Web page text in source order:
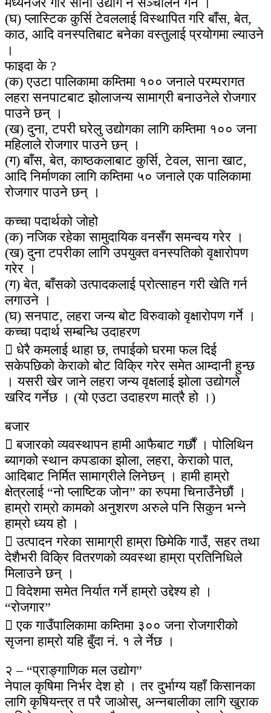
(घ) प्लास्टिक कुर्सि टेवललाई विस्थापित गरि बाँस, बेत,
काठ, आदि वनस्पतिबाट बनेका वस्तुलाई प्रयोगमा ल्याउने
।
फाइदा के ?
(क) एउटा पालिकामा कम्तिमा १०० जनाले परम्परागत
लहरा सनपाटबाट झोलाजन्य सामाग्री बनाउनेले रोजगार
पाउने छन् ।
(ख) दुना, टपरी घरेलु उद्योगका लागि कम्तिमा १०० जना
महिलाले रोजगार पाउने छन् ।
(ग) बाँस, बेत, काष्ठकलाबाट कुर्सि, टेवल, साना खाट,
आदि निर्माणका लागि कम्तिमा ५० जनाले एक पालिकामा
रोजगार पाउने छन् ।
कच्चा पदार्थको जोहो
(क) नजिक रहेका सामुदायिक वनसँग समन्वय गरेर ।
(ख) दुना टपरीका लागि उपयुक्त वनस्पतिको वृक्षारोपण
गरेर ।
(ग) बेत, बाँसको उत्पादकलाई प्रोत्साहन गरी खेति गर्न
लगाउने ।
(घ) सनपाट, लहरा जन्य बोट विरुवाको वृक्षारोपण गर्ने ।
कच्चा पदार्थ सम्बन्धि उदाहरण
 धेरै कमलाई थाहा छ, तपाईको घरमा फल दिई
सकेपछिको केराको बोट विक्रि गरेर समेत आम्दानी हुन्छ
। यसरी खेर जाने लहरा जन्य वृक्षलाई झोला उद्योगले
खरिद गर्नेछ । (यो एउटा उदाहरण मात्रै हो ।)
बजार
 बजारको व्यवस्थापन हामी आफैबाट गर्छौं । पोलिथिन
ब्यागको स्थान कपडाका झोला, लहरा, केराको पात,
आदिबाट निर्मित सामाग्रीले लिनेछन् । हामी हाम्रो
क्षेत्रलाई “नो प्लाष्टिक जोन” का रुपमा चिनाउँनेछौं ।
हाम्रो राम्रो कामको अनुशरण अरुले पनि सिकुन भन्ने
हाम्रो ध्यय हो ।
 उत्पादन गरेका सामाग्री हाम्रा छिमेकि गाउँ, सहर तथा
देशैभरी विक्रि वितरणको व्यवस्था हाम्रा प्रतिनिधिले
मिलाउने छन् ।
 विदेशमा समेत निर्यात गर्ने हाम्रो उद्देश्य हो ।
“रोजगार”
 एक गाउँपालिकामा कम्तिमा ३०० जना रोजगारीको
सृजना हाम्रो यहि बुँदा नं. १ ले र्नेछ ।
२ – “प्राङ्गाणिक मल उद्योग”
नेपाल कृषिमा निर्भर देश हो । तर दुर्भाग्य यहाँ किसानका
लागि कृषियन्त्र त परै जाओस्, अन्नबालीका लागि खुराक